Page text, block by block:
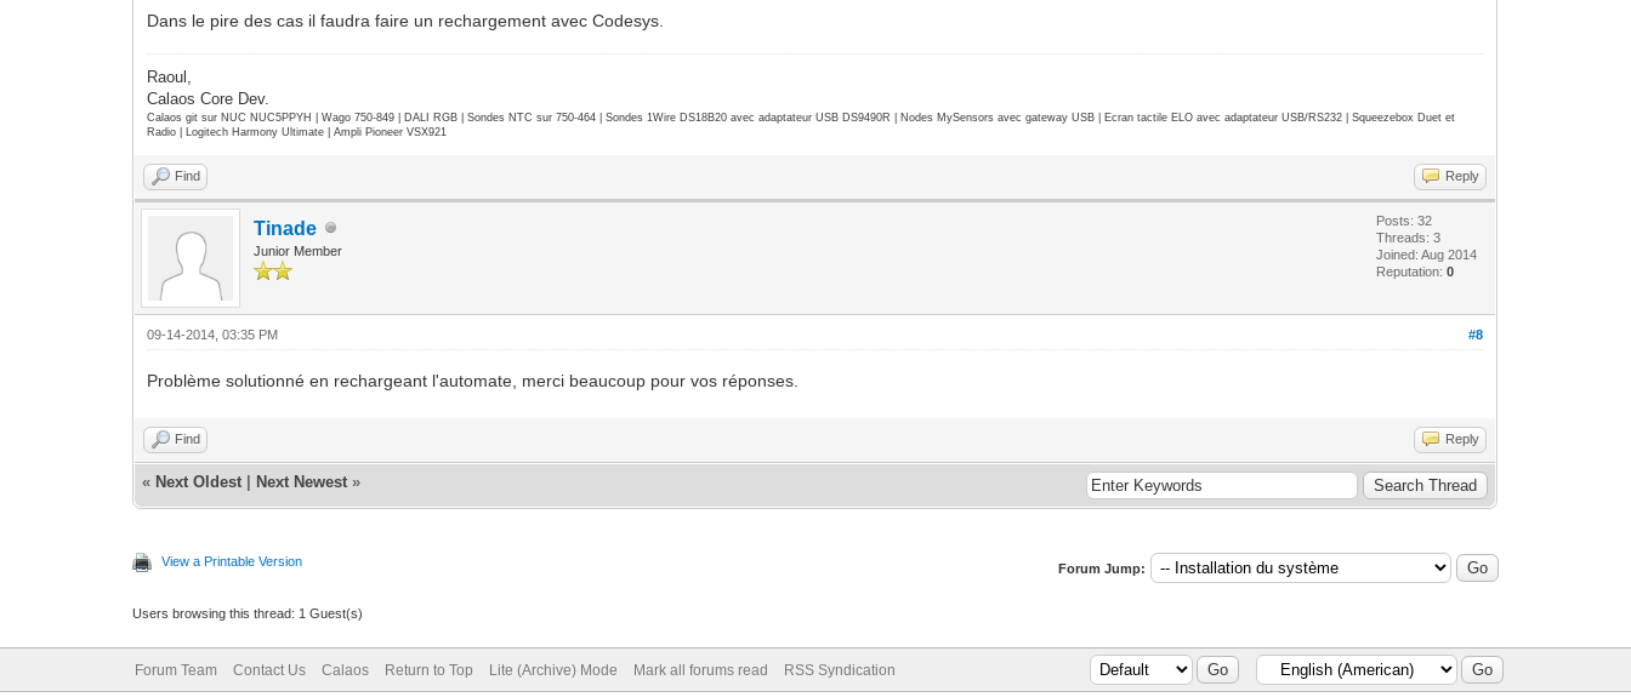
Dans le pire des cas il faudra faire un rechargement avec Codesys.
Raoul,
Calaos Core Dev.
Calaos git sur NUC NUC5PPYH | Wago 750-849 | DALI RGB | Sondes NTC sur 750-464 | Sondes 1Wire DS18B20 avec adaptateur USB DS9490R | Nodes MySensors avec gateway USB | Ecran tactile ELO avec adaptateur USB/RS232 | Squeezebox Duet et
Radio | Logitech Harmony Ultimate | Ampli Pioneer VSX921
Find Reply
Tinade
Junior Member
Posts: 32
Threads: 3
Joined: Aug 2014
Reputation:0
#8
09-14-2014, 03:35 PM
Problème solutionné en rechargeant l'automate, merci beaucoup pour vos réponses.
Find Reply
« Next Oldest Next Newest »
View a Printable Version Forum Jump:
Users browsing this thread: 1 Guest(s)
Forum Team Contact Us Calaos Return to Top Lite (Archive) Mode Mark all forums read RSS Syndication